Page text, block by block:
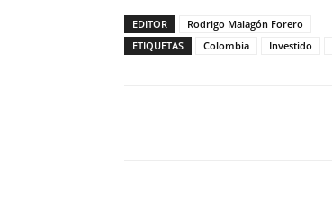
EDITOR
Rodrigo Malagón Forero
ETIQUETAS
Colombia Investido